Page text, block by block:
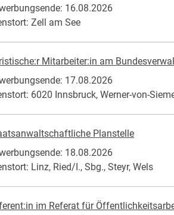
16.08.2026
Zell am See
Mitarbeiter:in am
17.08.2026
6020 Innsbruck, Werner-von-
Planstelle
18.08.2026
Linz, Ried/I., Sbg., Steyr, Wels
im Referat für